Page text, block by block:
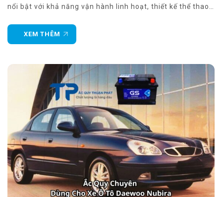
nổi bật với khả năng vận hành linh hoạt, thiết kế thể thao
ECU, cảm biến, điều hòa tự động
XEM THÊM